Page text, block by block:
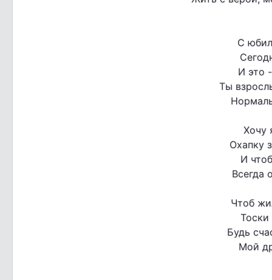
С
И это
Ты
Хочу
Охапку
И
Всегда
Чтоб
Тоски
Будь
Мой